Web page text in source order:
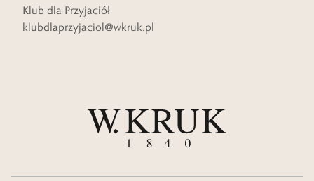
Klub dla Przyjaciół
klubdlaprzyjaciol@wkruk.pl